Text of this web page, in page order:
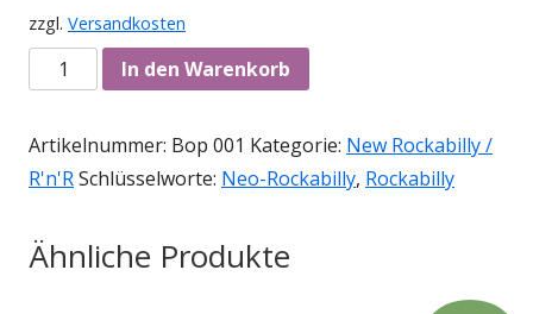
zzgl. Versandkosten
Anzahl In den Warenkorb
Artikelnummer: Bop 001 Kategorie: New Rockabilly /
R'n'RSchlüsselworte: Neo-Rockabilly, Rockabilly
Ähnliche Produkte